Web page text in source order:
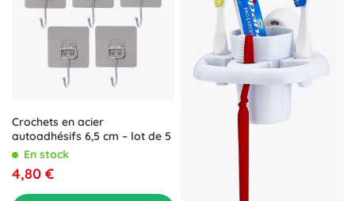
Crochets en acier
autoadhésifs 6,5 cm – lot de 5
En stock
4,80 €